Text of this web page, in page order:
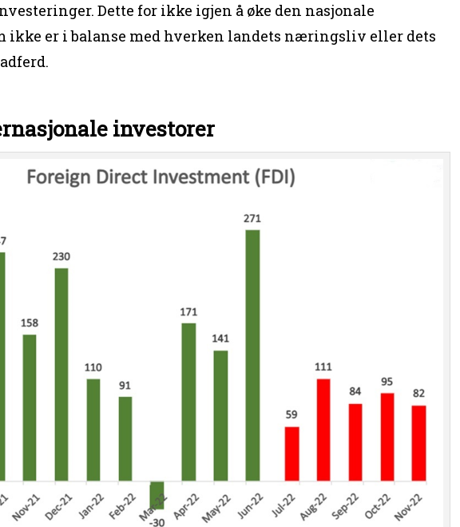
Dette for ikke igjen å øke den nasjonale
ikke er i balanse med hverken landets næringsliv eller dets
investorer